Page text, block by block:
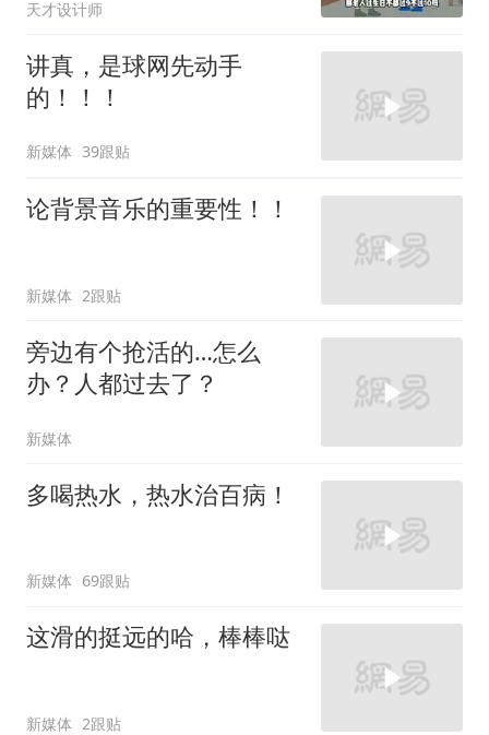
天才设计师
讲真，是球网先动手
的！！！
新媒体 39跟贴
论背景音乐的重要性！！
新媒体 2跟贴
旁边有个抢活的…怎么
办？人都过去了？
新媒体
多喝热水，热水治百病！
新媒体 69跟贴
这滑的挺远的哈，棒棒哒
新媒体 2跟贴